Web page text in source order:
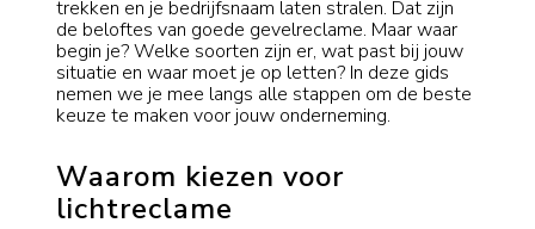
trekken en je bedrijfsnaam laten stralen. Dat zijn
de beloftes van goede gevelreclame. Maar waar
begin je? Welke soorten zijn er, wat past bij jouw
situatie en waar moet je op letten? In deze gids
nemen we je mee langs alle stappen om de beste
keuze te maken voor jouw onderneming.
Waarom kiezen voor
lichtreclame